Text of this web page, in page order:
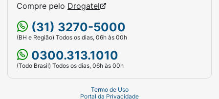
Compre pelo Drogatel
(31) 3270-5000
(BH e Região) Todos os dias, 06h às 00h
0300.313.1010
(Todo Brasil) Todos os dias, 06h às 00h
Termo de Uso
Portal da Privacidade